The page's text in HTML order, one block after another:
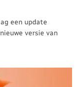
een update
versie van